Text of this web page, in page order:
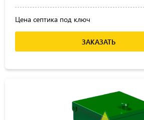
Цена септика под ключ
ЗАКАЗАТЬ